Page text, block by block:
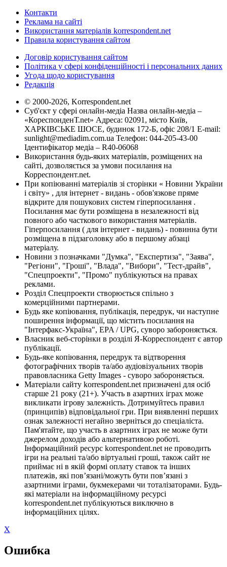
Контакти
Реклама на сайті
Використання матеріалів korrespondent.net
Правила користування сайтом
Договір користування сайтом
Політика у сфері конфіденційності і персональних даних
Угода щодо користування
Редакція
© 2000-2026, Korrespondent.net
Суб'єкт у сфері онлайн-медіа Назва онлайн-медіа –
«КореспонденТ.net» Адреса: 02091, місто Київ,
ХАРКІВСЬКЕ ШОСЕ, будинок 172-Б, офіс 208/1 E-mail:
sunlight@mediadim.com.ua Телефон: 044-205-43-00
Ідентифікатор медіа – R40-06068
Використання будь-яких матеріалів, розміщених на
сайті, дозволяється за умови посилання на
Корреспондент.net.
При копіюванні матеріалів зі сторінки « Новини України
і світу» , для інтернет - видань - обов'язкове пряме
відкрите для пошукових систем гіперпосилання .
Посилання має бути розміщена в незалежності від
повного або часткового використання матеріалів.
Гіперпосилання ( для інтернет - видань) - повинна бути
розміщена в підзаголовку або в першому абзаці
матеріалу.
Новини з позначками "Думка", "Експертиза", "Заява",
"Регіони", "Гроші", "Влада", "Вибори", "Тест-драйв",
"Спецпроекти", "Промо" публікуються на правах
реклами.
Розділ Спецпроекти створюється спільно з
комерційними партнерами.
Будь яке копіювання, публікація, передрук, чи наступне
поширення інформації, що містить посилання на
"Інтерфакс-Україна", EPA / UPG, суворо забороняється.
Власник веб-сторінки в розділі Я-Корреспондент є автор
публікації.
Будь-яке копіювання, передрук та відтворення
фотографічних творів та/або аудіовізуальних творів
правовласника Getty Images - суворо забороняється.
Матеріали сайту korrespondent.net призначені для осіб
старше 21 року (21+). Участь в азартних іграх може
викликати ігрову залежність. Дотримуйтесь правил
(принципів) відповідальної гри. При виявленні перших
ознак залежності негайно зверніться до спеціаліста.
Пам'ятайте, що участь в азартних іграх не може бути
джерелом доходів або альтернативою роботі.
Інформаційний ресурс korrespondent.net не проводить
ігри на реальні та/або віртуальні гроші, також сайт не
приймає ні в якій формі оплату ставок та інших
платежів, які пов’язані/можуть бути пов’язані з
азартними іграми, букмекерами чи тоталізаторами. Будь-
які матеріали на інформаційному ресурсі
korrespondent.net публікуються виключно в
інформаційних цілях.
X
Ошибка